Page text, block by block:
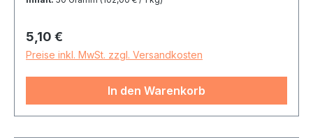
Regulärer Preis:
5,10 €
Preise inkl. MwSt. zzgl. Versandkosten
In den Warenkorb